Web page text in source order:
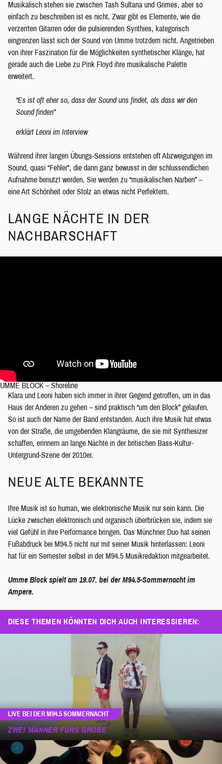
Musikalisch stehen sie zwischen Tash Sultana und Grimes, aber so
einfach zu beschreiben ist es nicht. Zwar gibt es Elemente, wie die
verzerrten Gitarren oder die pulsierenden Synthies, kategorisch
eingrenzen lässt sich der Sound von Umme trotzdem nicht. Angetrieben
von ihrer Faszination für die Möglichkeiten synthetischer Klänge, hat
gerade auch die Liebe zu Pink Floyd ihre musikalische Palette
erweitert.
“Es ist oft eher so, dass der Sound uns findet, als dass wir den
Sound finden”
erklärt Leoni im Interview
Während ihrer langen Übungs-Sessions entstehen oft Abzweigungen im
Sound, quasi “Fehler”, die dann ganz bewusst in der schlussendlichen
Aufnahme benutzt werden. Sie werden zu “musikalischen Narben” –
eine Art Schönheit oder Stolz an etwas nicht Perfektem.
LANGE NÄCHTE IN DER
NACHBARSCHAFT
UMME BLOCK – Shoreline
Klara und Leoni haben sich immer in ihrer Gegend getroffen, um in das
Haus der Anderen zu gehen – sind praktisch “um den Block” gelaufen.
So ist auch der Name der Band entstanden. Auch ihre Musik hat etwas
von der Straße, die umgebenden Klangräume, die sie mit Synthesizer
schaffen, erinnern an lange Nächte in der britischen Bass-Kultur-
Untergrund-Szene der 2010er.
NEUE ALTE BEKANNTE
Ihre Musik ist so human, wie elektronische Musik nur sein kann. Die
Lücke zwischen elektronisch und organisch überbrücken sie, indem sie
viel Gefühl in ihre Performance bringen. Das Münchner Duo hat seinen
Fußabdruck bei M94.5 nicht nur mit seiner Musik hinterlassen: Leoni
hat für ein Semester selbst in der M94.5 Musikredaktion mitgearbeitet.
Umme Block spielt am 19.07. bei der M94.5-Sommernacht im
Ampere.
DIESE THEMEN KÖNNTEN DICH AUCH INTERESSIEREN:
LIVE BEI DER M94.5 SOMMERNACHT
ZWEI MÄNNER FÜRS GROBE